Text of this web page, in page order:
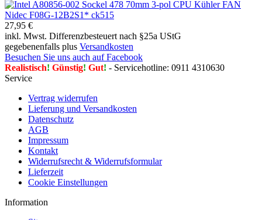
27,95 €
inkl. Mwst. Differenzbesteuert nach §25a UStG
gegebenenfalls plus Versandkosten
Besuchen Sie uns auch auf Facebook
Realistisch! Günstig! Gut! - Servicehotline: 0911 4310630
Service
Vertrag widerrufen
Lieferung und Versandkosten
Datenschutz
AGB
Impressum
Kontakt
Widerrufsrecht & Widerrufsformular
Lieferzeit
Cookie Einstellungen
Information